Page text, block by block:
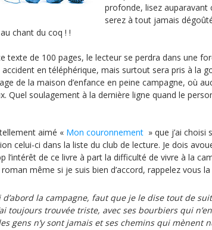
profonde, lisez
serez à tout jamais
chant du coq ! !
texte de 100 pages, le lecteur se perdra dans une
en téléphérique, mais surtout sera pris à la
de la maison d’enfance en peine campagne, où
Quel soulagement à la dernière ligne quand le
tellement aimé « Mon couronnement » que j’ai choisi
celui-ci dans la liste du club de lecture. Je dois
l’intérêt de ce livre à part la difficulté de vivre à la
même si je suis bien d’accord, rappelez vous
d’abord la campagne, faut que je le dise tout de
toujours trouvée triste, avec ses bourbiers qui
gens n’y sont jamais et ses chemins qui mènent